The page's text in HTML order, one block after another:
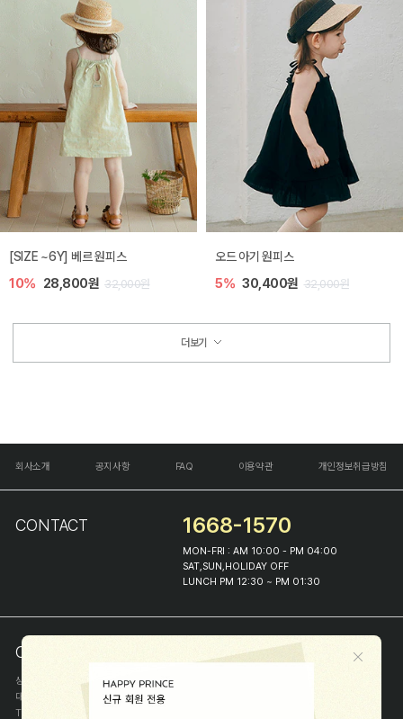
[SIZE ~6Y] 베르 원피스
10% 28,800원 32,000원
오드 아기 원피스
5% 30,400원 32,000원
더보기
회사소개 공지사항 FAQ 이용약관 개인정보취급방침
CONTACT 1668-1570
MON-FRI : AM 10:00 - PM 04:00
SAT,SUN,HOLIDAY OFF
LUNCH PM 12:30 ~ PM 01:30
COMPANY INFO
상호
(주)해피프린스
대표
이화진
TEL